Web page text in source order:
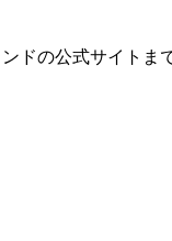
ンドの公式サイト